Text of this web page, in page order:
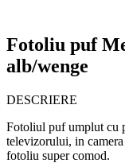
Fotoliu puf
alb/wenge
DESCRIERE
Fotoliul puf umplut cu
televizorului, in
fotoliu super comod.